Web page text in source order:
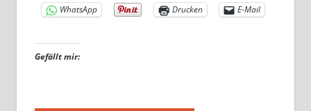
WhatsApp
Drucken E-Mail
Gefällt mir: